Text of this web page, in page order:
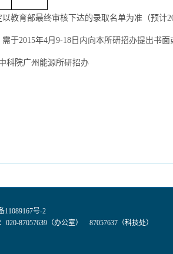
教育部最终审核下达的录取名单为准（预计
需于2015年4月 9-18 日内向本所研招办提出书面
科院广州能源所研招办
11089167号-2
87057639（办公室） 87057637（科技处）